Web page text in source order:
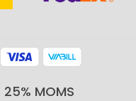
25% MOMS